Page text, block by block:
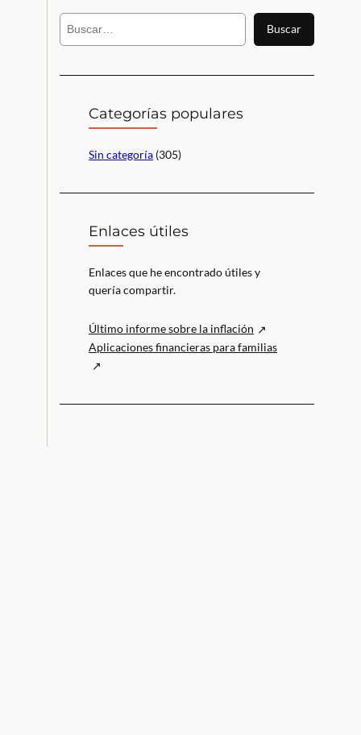
B
c
Buscar
Categorías populares
Sin categoría (305)
Enlaces útiles
Enlaces que he encontrado útiles y
quería compartir.
Último informe sobre la inflación
Aplicaciones financieras para familias